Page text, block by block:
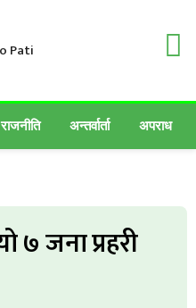
राजनीति अन्तर्वार्ता अपराध
७ जना प्रहरी